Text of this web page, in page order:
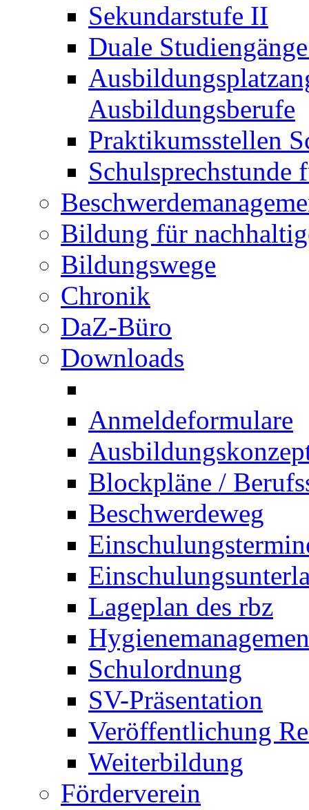
Sekundarstufe II
Duale
Ausbildungsberufe
Praktikumsstellen
Schulsprechstunde
Bildung für
Bildungswege
Chronik
DaZ-Büro
Downloads
Anmeldeformulare
Blockpläne /
Beschwerdeweg
Lageplan des rbz
Schulordnung
SV-Präsentation
Veröffentlichung
Weiterbildung
Förderverein